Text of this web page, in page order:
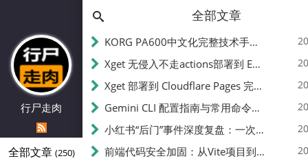
行尸走肉
全部文章 (250)
全部文章
KORG PA600中文化完整技术手册 - 从逆向到实现的全流程指南
Xget 无侵入不走actions部署到 EdgeOne Pages 指南
Xget 部署到 Cloudflare Pages 完整指南 - 无需修改源码的构建配置
Gemini CLI 配置指南与常用命令中文翻译 | API Key、MCP、代理设置
小红书“后门”事件深度复盘：一次沉默危机下的品牌、技术与流程三重考验
前端代码安全加固：从Vite项目到纯静态页面的深度混淆技术备忘